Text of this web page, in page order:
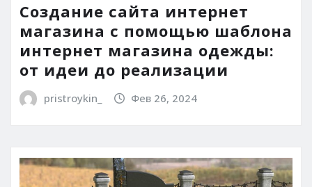
Создание сайта интернет
магазина с помощью шаблона
интернет магазина одежды:
от идеи до реализации
pristroykin_ Фев 26, 2024